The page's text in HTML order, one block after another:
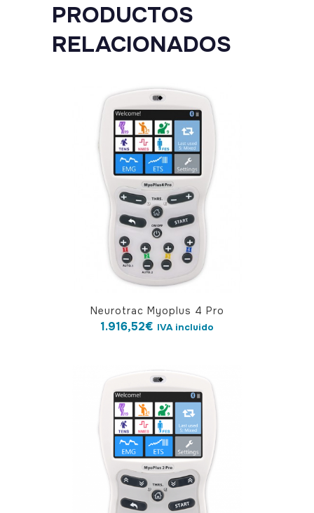
PRODUCTOS
RELACIONADOS
Neurotrac Myoplus 4 Pro
1.916,52€ IVA incluido